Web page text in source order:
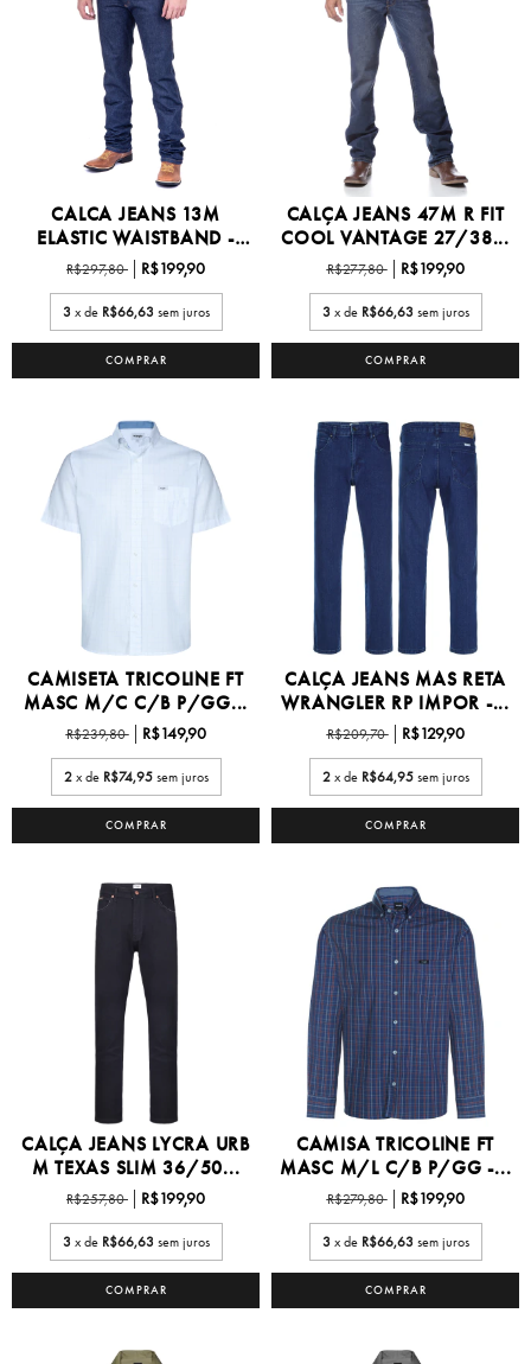
CALCA JEANS 13M
ELASTIC WAISTBAND -
13M6...
R$297,80 R$199,90
3 x de R$66,63 sem juros
COMPRAR
CALÇA JEANS 47M R FIT
COOL VANTAGE 27/38...
R$277,80 R$199,90
3 x de R$66,63 sem juros
COMPRAR
CAMISETA TRICOLINE FT
MASC M/C C/B P/GG...
R$239,80 R$149,90
2 x de R$74,95 sem juros
COMPRAR
CALÇA JEANS MAS RETA
WRANGLER RP IMPOR -...
R$209,70 R$129,90
2 x de R$64,95 sem juros
COMPRAR
CALÇA JEANS LYCRA URB
M TEXAS SLIM 36/50...
R$257,80 R$199,90
3 x de R$66,63 sem juros
COMPRAR
CAMISA TRICOLINE FT
MASC M/L C/B P/GG -...
R$279,80 R$199,90
3 x de R$66,63 sem juros
COMPRAR